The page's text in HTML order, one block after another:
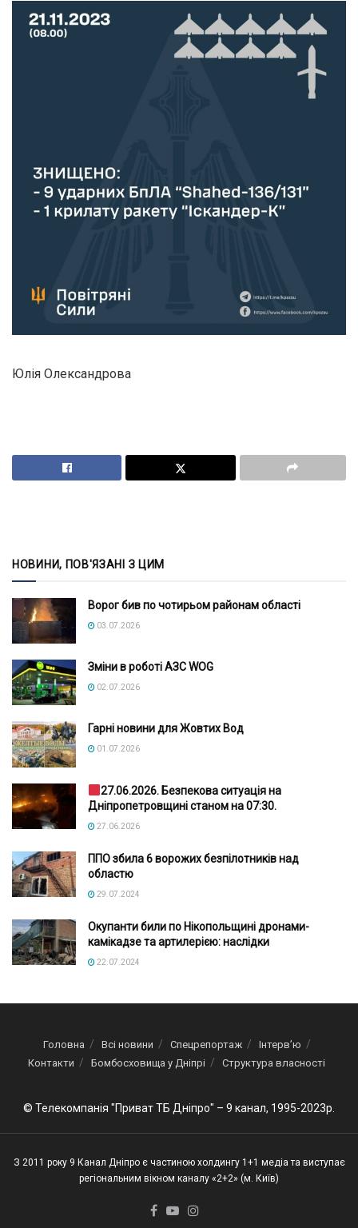
Юлія Олександрова
НОВИНИ, ПОВ'ЯЗАНІ З ЦИМ
Ворог бив по чотирьом районам області
03.07.2026
Зміни в роботі АЗС WOG
02.07.2026
Гарні новини для Жовтих Вод
01.07.2026
27.06.2026. Безпекова ситуація на
Дніпропетровщині станом на 07:30.
27.06.2026
ППО збила 6 ворожих безпілотників над
областю
29.07.2024
Окупанти били по Нікопольщині дронами-
камікадзе та артилерією: наслідки
22.07.2024
Головна Всі новини Спецрепортаж
Інтерв’ю
Контакти
Бомбосховища у Дніпрі Структура власності
© Телекомпанія "Приват ТБ Дніпро" – 9 канал, 1995-2023р.
З 2011 року 9 Канал Дніпро є частиною холдингу 1+1 медіа та виступає
регіональним вікном каналу «2+2» (м. Київ)